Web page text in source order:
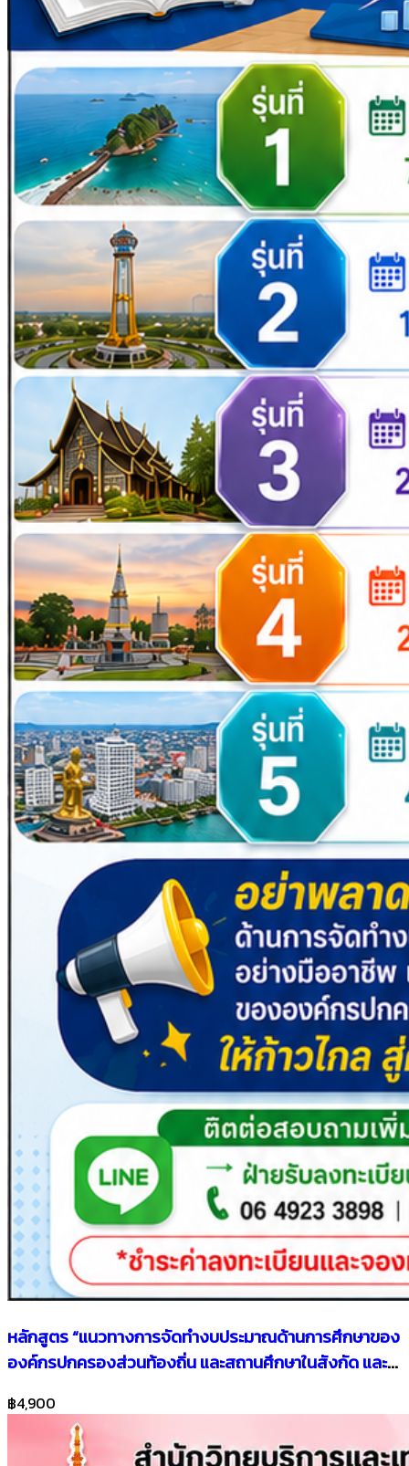
หลักสูตร “แนวทางการจัดทำงบประมาณด้านการศึกษาของ
องค์กรปกครองส่วนท้องถิ่น และสถานศึกษาในสังกัด และ
สถานศึกษาสังกัดองค์กรปกครองส่วนท้องถิ่น ประจำ
ปีงบประมาณ พ.ศ.2570”
฿4,900